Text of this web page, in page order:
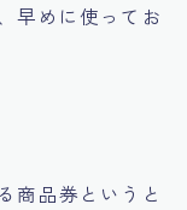
早めに使ってお
商品券というと